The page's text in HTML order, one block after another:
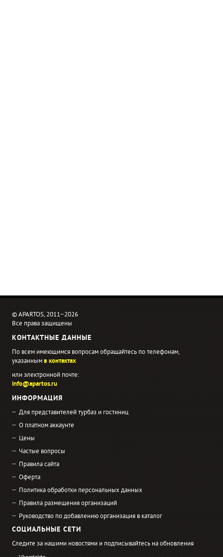
© APARTOS, 2011−2026
Все права защищены
КОНТАКТНЫЕ ДАННЫЕ
По всем имеющимся вопросам обращайтесь по телефонам,
указаннымв контактах
или электронной почте:
info@apartos.ru
ИНФОРМАЦИЯ
Для представителей турбаз и гостиниц
О платном аккаунте
Цены
Частые вопросы
Правила сайта
Оферта
Политика обработки персональных данных
Правила размещения организаций
Руководство по добавлению организация в каталог
СОЦИАЛЬНЫЕ СЕТИ
Следите за нашими новостями и подписывайтесь на обновления